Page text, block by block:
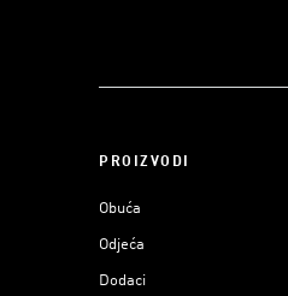
PROIZVODI
Obuća
Odjeća
Dodaci